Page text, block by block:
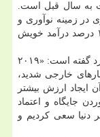
افزایش نسبت به سال قبل است.
در زمینه نوآوری و
پژوهش، این كمپانی در سال ۲۰۱۹ میلادی ۱۵.۳ درصد درآمد خویش
Eric Xu یكی از رئیس های هوآوی درباره این مورد گفته است: «۲۰۱۹
خارجی شدید،
ایجاد ارزش بیشتر
جایگاه و اعتماد
دنیا سعی كردیم و